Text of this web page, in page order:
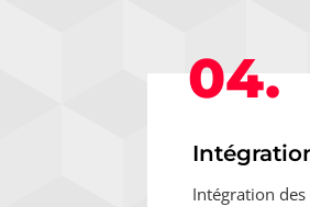
04.
Intégration